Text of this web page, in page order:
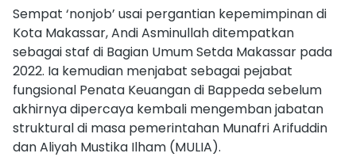
Sempat ‘nonjob’ usai pergantian kepemimpinan di
Kota Makassar, Andi Asminullah ditempatkan
sebagai staf di Bagian Umum Setda Makassar pada
2022. Ia kemudian menjabat sebagai pejabat
fungsional Penata Keuangan di Bappeda sebelum
akhirnya dipercaya kembali mengemban jabatan
struktural di masa pemerintahan Munafri Arifuddin
dan Aliyah Mustika Ilham (MULIA).